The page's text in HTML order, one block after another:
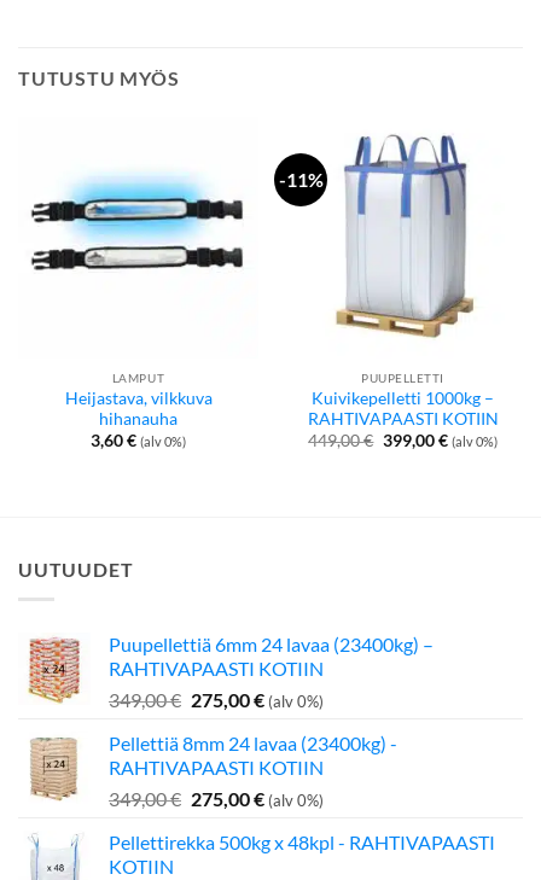
TUTUSTU MYÖS
LAMPUT
Heijastava, vilkkuva
hihanauha
3,60€ (alv 0%)
-11%
PUUPELLETTI
Kuivikepelletti 1000kg –
RAHTIVAPAASTI KOTIIN
449,00€ Alkuperäinen
hinta
399,00€Nykyinen
hinta
(alv 0%)
UUTUUDET
Puupellettiä 6mm 24 lavaa (23400kg) –
RAHTIVAPAASTI KOTIIN
349,00€ Alkuperäinen
oli:
349,00 €.
275,00€Nykyinen
on:
275,00 €.
(alv 0%)
Pellettiä 8mm 24 lavaa (23400kg) -
RAHTIVAPAASTI KOTIIN
349,00€ Alkuperäinen
oli:
275,00€Nykyinen
on:
(alv 0%)
Pellettirekka 500kg x 48kpl - RAHTIVAPAASTI
KOTIIN